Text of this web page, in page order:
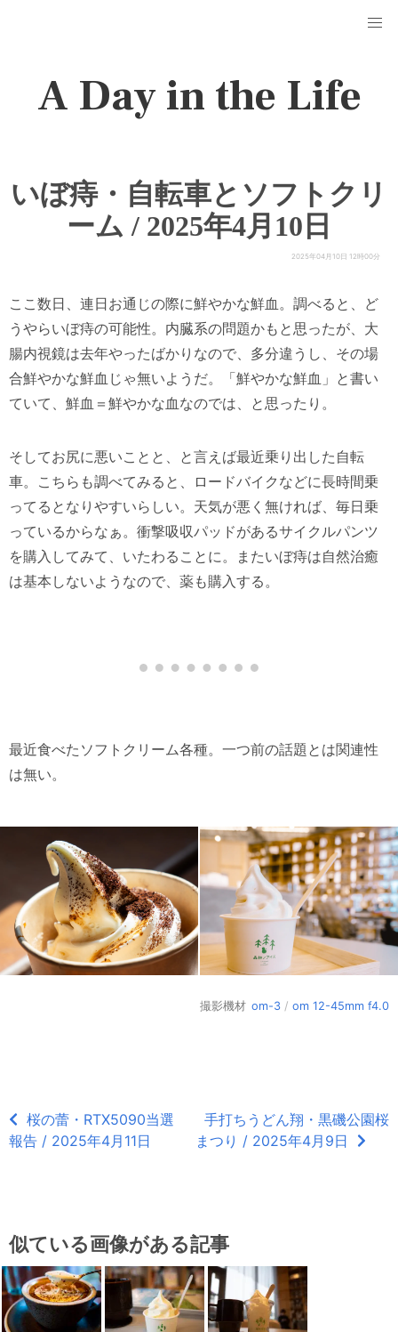
A Day in the Life
いぼ痔・自転車とソフトクリ
ーム / 2025年4月10日
2025年04月10日 12時00分
ここ数日、連日お通じの際に鮮やかな鮮血。調べると、ど
うやらいぼ痔の可能性。内臓系の問題かもと思ったが、大
腸内視鏡は去年やったばかりなので、多分違うし、その場
合鮮やかな鮮血じゃ無いようだ。「鮮やかな鮮血」と書い
ていて、鮮血＝鮮やかな血なのでは、と思ったり。
そしてお尻に悪いことと、と言えば最近乗り出した自転
車。こちらも調べてみると、ロードバイクなどに長時間乗
ってるとなりやすいらしい。天気が悪く無ければ、毎日乗
っているからなぁ。衝撃吸収パッドがあるサイクルパンツ
を購入してみて、いたわることに。またいぼ痔は自然治癒
は基本しないようなので、薬も購入する。
最近食べたソフトクリーム各種。一つ前の話題とは関連性
は無い。
撮影機材 om-3 / om 12-45mm f4.0
桜の蕾・RTX5090当選
報告 / 2025年4月11日
手打ちうどん翔・黒磯公園桜
まつり / 2025年4月9日
似ている画像がある記事